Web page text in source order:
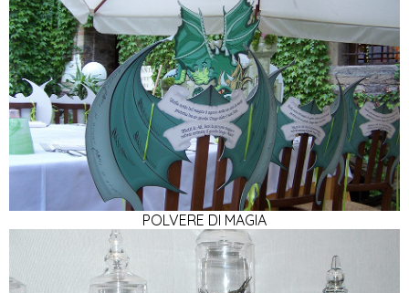
POLVERE DI MAGIA